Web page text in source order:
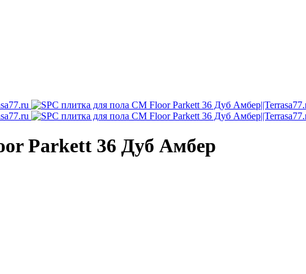
Parkett 36 Дуб Амбер